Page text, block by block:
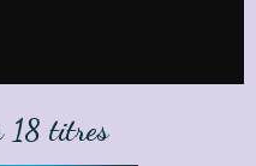
18 titres